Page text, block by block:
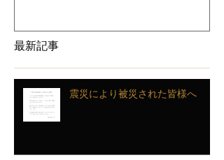
最新記事
震災により被災された皆様へ